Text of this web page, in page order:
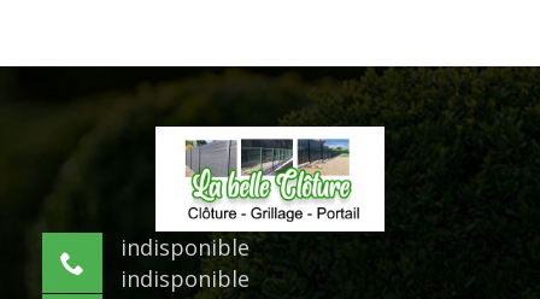
indisponible
indisponible